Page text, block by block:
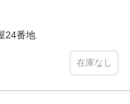
24番地
在庫なし